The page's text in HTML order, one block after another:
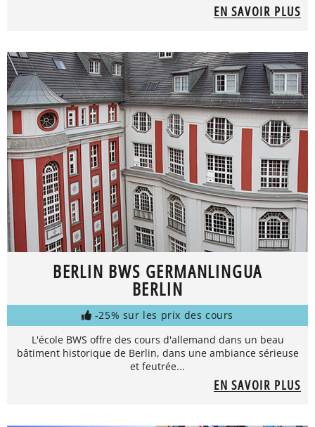
EN SAVOIR PLUS
BERLIN BWS GERMANLINGUA
BERLIN
-25% sur les prix des cours
L'école BWS offre des cours d'allemand dans un beau
bâtiment historique de Berlin, dans une ambiance sérieuse
et feutrée...
EN SAVOIR PLUS